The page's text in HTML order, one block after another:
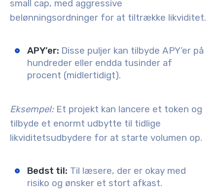
small cap, med aggressive
belønningsordninger for at tiltrække likviditet.
APY’er: Disse puljer kan tilbyde APY’er på
hundreder eller endda tusinder af
procent (midlertidigt).
Eksempel:Et projekt kan lancere et token og
tilbyde et enormt udbytte til tidlige
likviditetsudbydere for at starte volumen op.
Bedst til: Til læsere, der er okay med
risiko og ønsker et stort afkast.